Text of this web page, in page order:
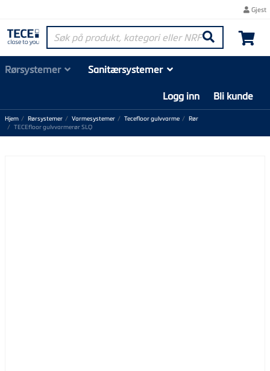
Gjest
Søk på produkt, kategori eller NRF-nummer
Søk
Rørsystemer
Sanitærsystemer
Logg inn
Bli kunde
Hjem Rørsystemer Varmesystemer Tecefloor gulvvarme
Rør
TECEfloor gulvvarmerør SLQ